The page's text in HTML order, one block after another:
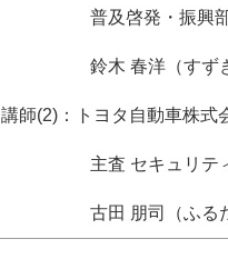
普及啓発・振興部 普
鈴木 春洋（すずき
講師(2)：トヨタ自動車株
主査 セキュリティエ
古田 朋司（ふるた